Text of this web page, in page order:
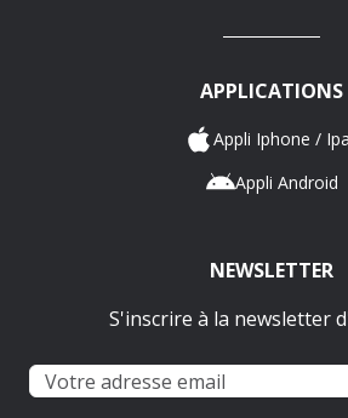
APPLICATIONS
Appli Iphone /
Appli Android
NEWSLETTER
S'inscrire à la newsletter